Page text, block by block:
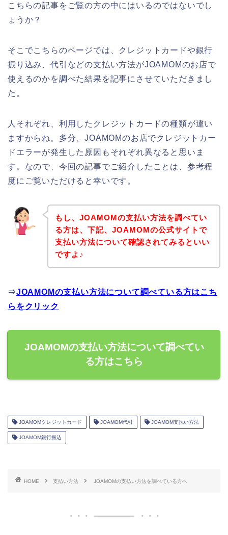
こちらの記事をご覧の方の中にはいるのではないでし
ょうか？
そこでこちらのページでは、クレジットカードや銀行
振り込み、代引などの支払い方法がJOAMOMのお店で
使えるのかを調べた結果を記事にさせていただきまし
た。
人それぞれ、利用したクレジットカードの種類が違い
ますからね。多分、JOAMOMのお店でクレジットカー
ドエラーが発生した原因もそれぞれ異なると思いま
す。なので、今回の記事でご紹介したことは、参考程
度にご覧いただけると幸いです。
もし、JOAMOMの支払い方法を調べてい
る方は、下記、JOAMOMの公式サイトで
支払い方法について確認されてみるといい
ですよ♪
⇒JOAMOMの支払い方法について調べている方はこち
らをクリック
JOAMOMの支払い方法について調べてい
る方はこちら
JOAMOMクレジットカード JOAMOM代引 JOAMOM支払い方法
JOAMOM銀行振込
HOME 支払い方法 JOAMOMの支払い方法を調べている方へ